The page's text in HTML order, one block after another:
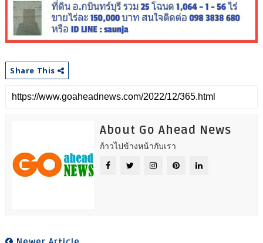
Share This
About Go Ahead News
ก้าวไปข้างหน้ากับเรา